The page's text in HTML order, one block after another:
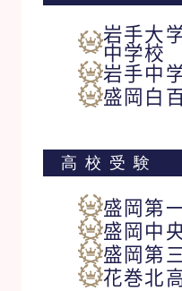
岩手大
中学校
岩手中
盛岡白
高校受験
盛岡第
盛岡中
盛岡第
花巻北